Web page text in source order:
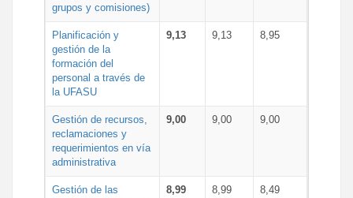
grupos y comisiones)
Planificación y
gestión de la
formación del
personal a través de
la UFASU
9,13 9,13 8,95
Gestión de recursos,
reclamaciones y
requerimientos en vía
administrativa
9,00 9,00 9,00
Gestión de las
8,99 8,99 8,49